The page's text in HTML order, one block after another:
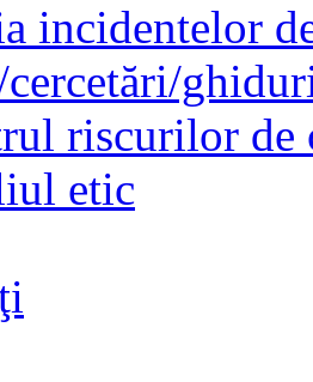
incidentelor
riscurilor de
etic